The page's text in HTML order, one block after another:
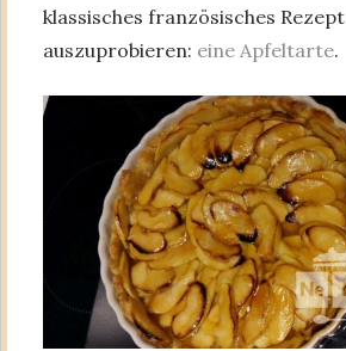
klassisches französisches Rezept
auszuprobieren: eine Apfeltarte.